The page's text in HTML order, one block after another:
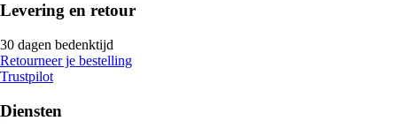
Levering en retour
30 dagen bedenktijd
Retourneer je bestelling
Trustpilot
Diensten